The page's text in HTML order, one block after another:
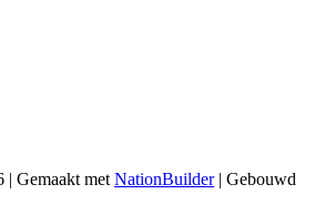
Gemaakt met NationBuilder| Gebouwd